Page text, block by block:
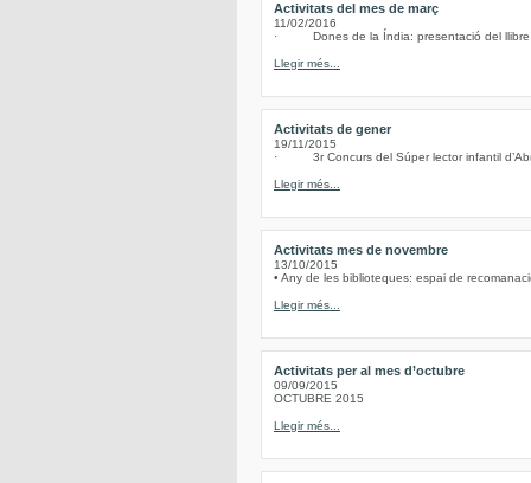
Activitats del mes de març
11/02/2016
· Dones de la Índia: presentació del llibre
Llegir més...
Activitats de gener
19/11/2015
· 3r Concurs del Súper lector infantil
Llegir més...
Activitats mes de novembre
13/10/2015
• Any de les biblioteques: espai de
Llegir més...
Activitats per al mes d’octubre
09/09/2015
OCTUBRE 2015
Llegir més...